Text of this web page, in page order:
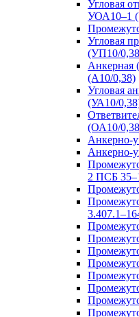
Угловая
УОА10–1
Угловая
(УП10/
Анкерная
(А10/0,38)
Угловая
(УА10/
(ОА10/
Анкерно-
Анкерно-
2 ПСБ